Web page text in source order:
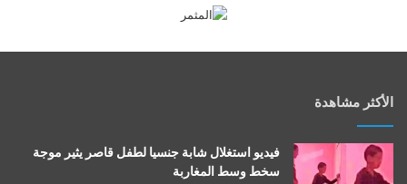
الأكثر مشاهدة
فيديو استغلال شابة جنسيا لطفل قاصر يثير موجة
سخط وسط المغاربة